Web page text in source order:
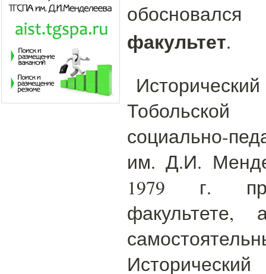
факультет.
социально-
им. Д.И.
1979 г.